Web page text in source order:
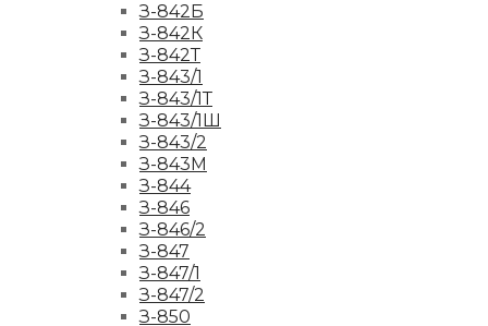
З-842Б
З-842К
З-842Т
З-843/1
З-843/1Т
З-843/1Ш
З-843/2
З-843М
З-844
З-846
З-846/2
З-847
З-847/1
З-847/2
З-850